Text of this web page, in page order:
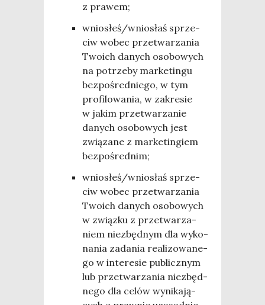
z prawem;
wniosłeś/wniosłaś sprze­
ciw wobec prze­twa­rza­nia
Two­ich danych oso­bo­wych
na potrze­by mar­ke­tin­gu
bez­po­śred­nie­go, w tym
pro­fi­lo­wa­nia, w zakre­sie
w jakim prze­twa­rza­nie
danych oso­bo­wych jest
zwią­za­ne z mar­ke­tin­giem
bezpośrednim;
wniosłeś/wniosłaś sprze­
ciw wobec prze­twa­rza­nia
Two­ich danych oso­bo­wych
w związ­ku z prze­twa­rza­
niem nie­zbęd­nym dla wyko­
na­nia zada­nia reali­zo­wa­ne­
go w inte­re­sie publicz­nym
lub prze­twa­rza­nia nie­zbęd­
ne­go dla celów wyni­ka­ją­